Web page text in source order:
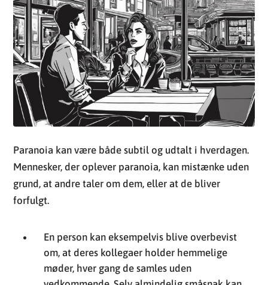
Paranoia kan være både subtil og udtalt i hverdagen.
Mennesker, der oplever paranoia, kan mistænke uden
grund, at andre taler om dem, eller at de bliver
forfulgt.
En person kan eksempelvis blive overbevist
om, at deres kollegaer holder hemmelige
møder, hver gang de samles uden